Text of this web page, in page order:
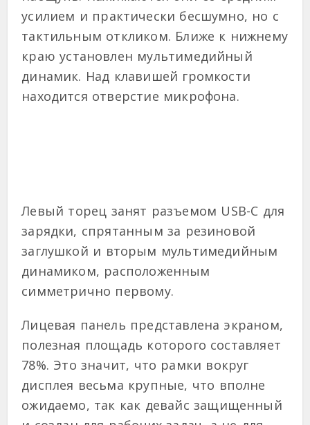
усилием и практически бесшумно, но с
тактильным откликом. Ближе к нижнему
краю установлен мультимедийный
динамик. Над клавишей громкости
находится отверстие микрофона.
Левый торец занят разъемом USB-C для
зарядки, спрятанным за резиновой
заглушкой и вторым мультимедийным
динамиком, расположенным
симметрично первому.
Лицевая панель представлена экраном,
полезная площадь которого составляет
78%. Это значит, что рамки вокруг
дисплея весьма крупные, что вполне
ожидаемо, так как девайс защищенный